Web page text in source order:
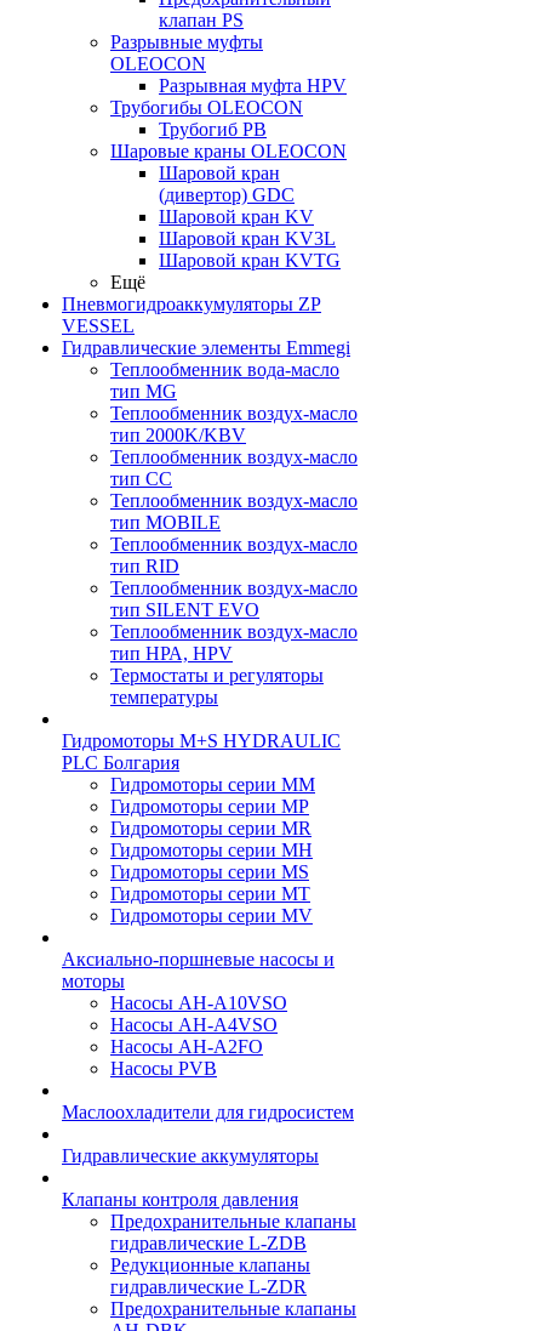
клапан PS
Разрывные муфты
OLEOCON
Разрывная муфта HPV
Трубогибы OLEOCON
Трубогиб PB
Шаровые краны OLEOCON
Шаровой кран
(дивертор) GDC
Шаровой кран KV
Шаровой кран KV3L
Шаровой кран KVTG
Ещё
Пневмогидроаккумуляторы ZP
VESSEL
Гидравлические элементы Emmegi
Теплообменник вода-масло
тип MG
Теплообменник воздух-масло
тип 2000K/KBV
Теплообменник воздух-масло
тип CC
Теплообменник воздух-масло
тип MOBILE
Теплообменник воздух-масло
тип RID
Теплообменник воздух-масло
тип SILENT EVO
Теплообменник воздух-масло
тип НРА, HPV
Термостаты и регуляторы
температуры
Гидромоторы M+S HYDRAULIC
PLC Болгария
Гидромоторы серии ММ
Гидромоторы серии МP
Гидромоторы серии МR
Гидромоторы серии МH
Гидромоторы серии МS
Гидромоторы серии МT
Гидромоторы серии МV
Аксиально-поршневые насосы и
моторы
Насосы AH-A10VSO
Насосы AH-A4VSO
Насосы AH-A2FO
Насосы PVB
Маслоохладители для гидросистем
Гидравлические аккумуляторы
Клапаны контроля давления
Предохранительные клапаны
гидравлические L-ZDB
Редукционные клапаны
гидравлические L-ZDR
Предохранительные клапаны